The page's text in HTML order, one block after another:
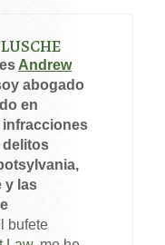
Andrew
abogado
en
infracciones
delitos
y las
bufete